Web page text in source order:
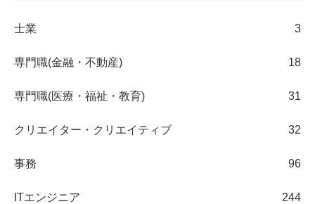
士業 3
専門職(金融・不動産) 18
専門職(医療・福祉・教育) 31
クリエイター・クリエイティブ 32
事務 96
ITエンジニア 244